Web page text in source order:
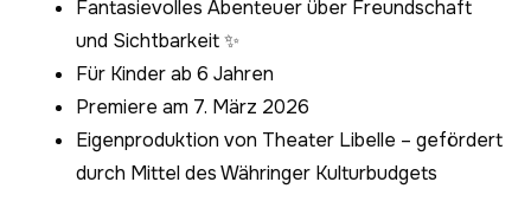
Fantasievolles Abenteuer über Freundschaft
und Sichtbarkeit ✨
Für Kinder ab 6 Jahren
Premiere am 7. März 2026
Eigenproduktion von Theater Libelle – gefördert
durch Mittel des Währinger Kulturbudgets